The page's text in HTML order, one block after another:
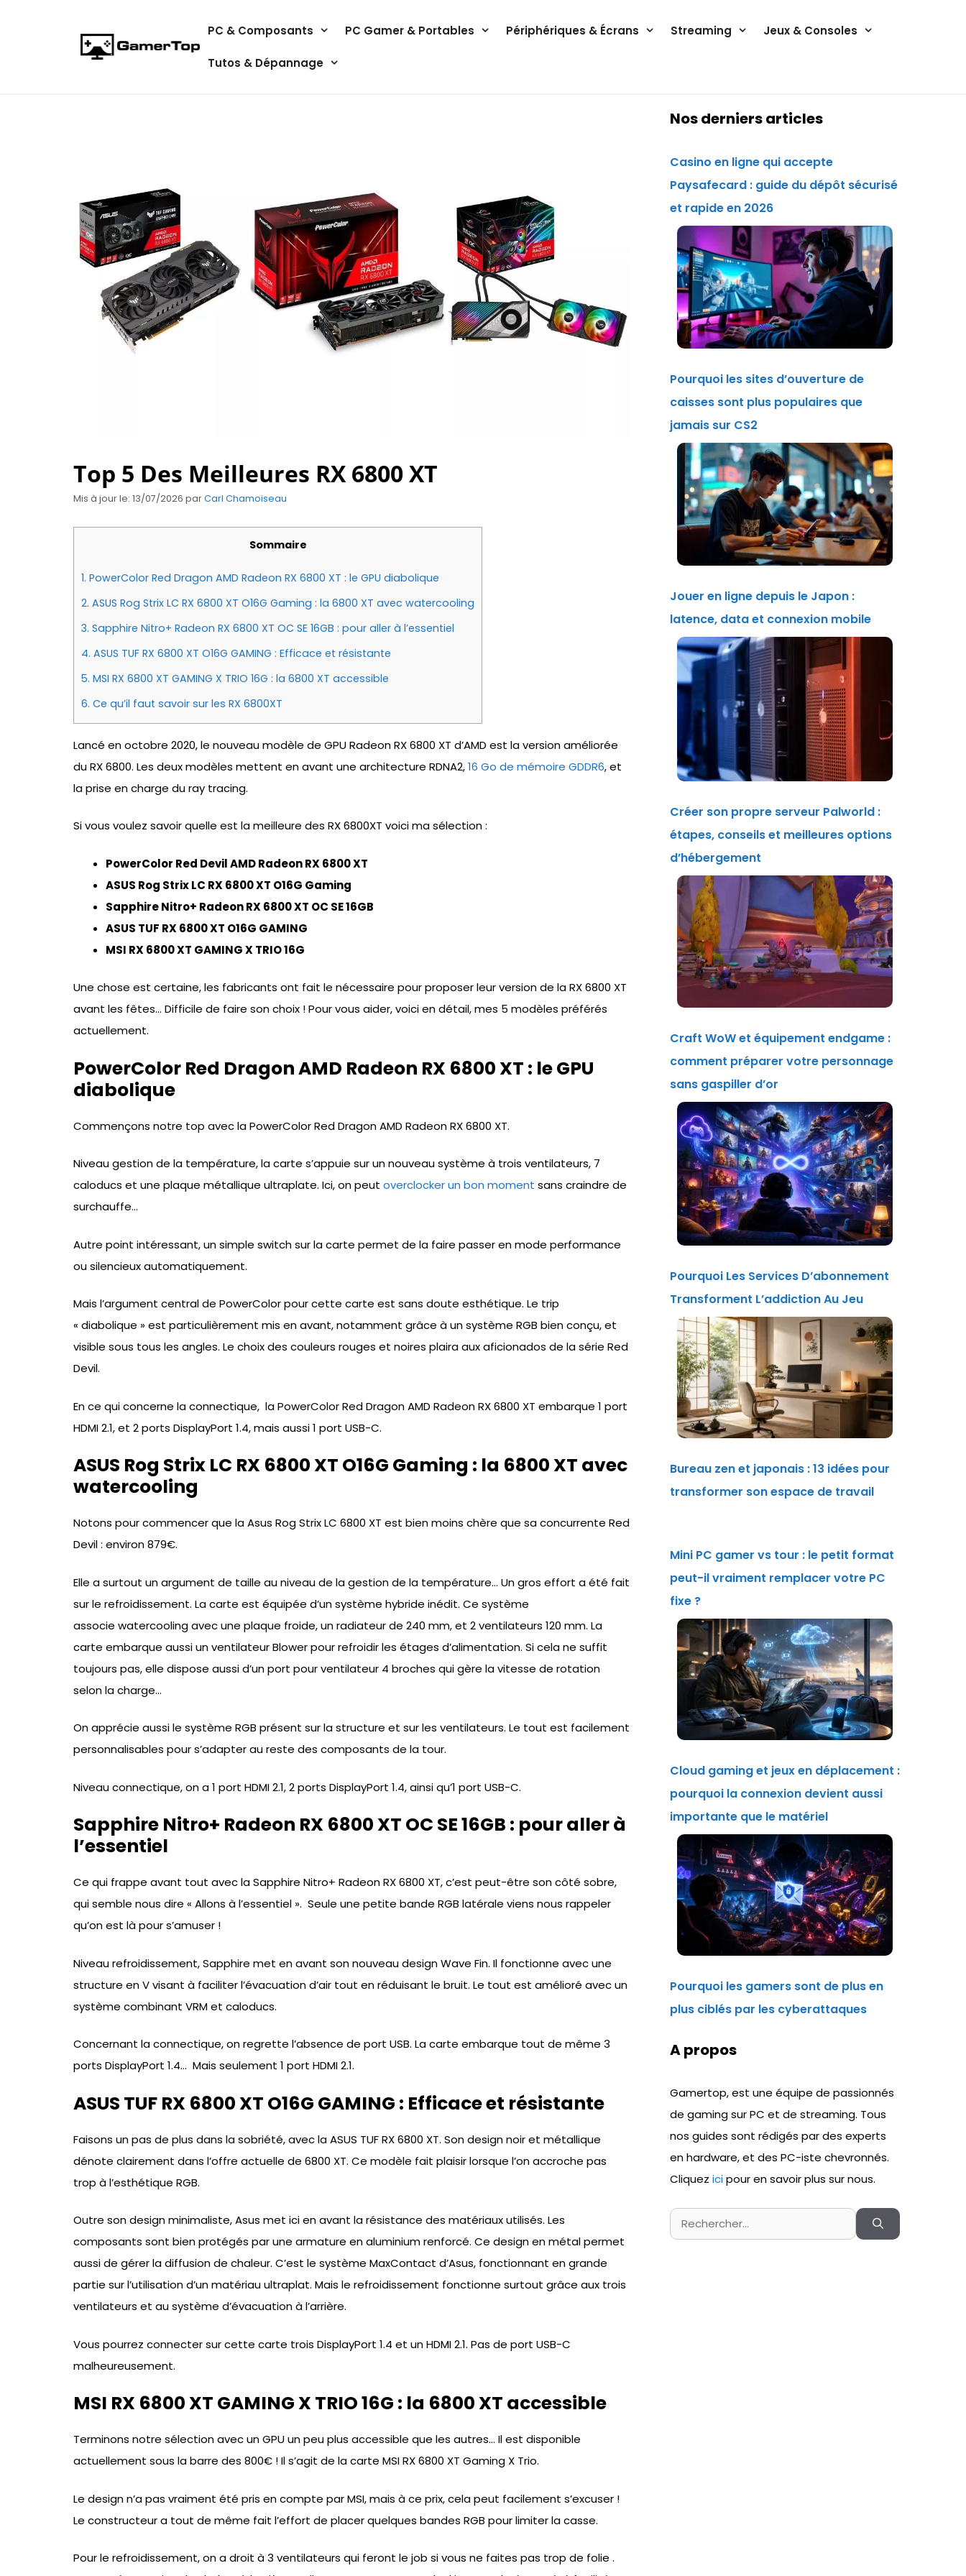
PC & Composants PC Gamer & Portables Périphériques & Écrans Streaming Jeux & Consoles
Tutos & Dépannage
Top 5 Des Meilleures RX 6800 XT
Mis à jour le: 13/07/2026 parCarl Chamoiseau
Sommaire
1. PowerColor Red Dragon AMD Radeon RX 6800 XT : le GPU diabolique
2. ASUS Rog Strix LC RX 6800 XT O16G Gaming : la 6800 XT avec watercooling
3. Sapphire Nitro+ Radeon RX 6800 XT OC SE 16GB : pour aller à l’essentiel
4. ASUS TUF RX 6800 XT O16G GAMING : Efficace et résistante
5. MSI RX 6800 XT GAMING X TRIO 16G : la 6800 XT accessible
6. Ce qu’il faut savoir sur les RX 6800XT
Lancé en octobre 2020, le nouveau modèle de GPU Radeon RX 6800 XT d’AMD est la version améliorée
du RX 6800. Les deux modèles mettent en avant une architecture RDNA2,16 Go de mémoire GDDR6, et
la prise en charge du ray tracing.
Si vous voulez savoir quelle est la meilleure des RX 6800XT voici ma sélection :
PowerColor Red Devil AMD Radeon RX 6800 XT
ASUS Rog Strix LC RX 6800 XT O16G Gaming
Sapphire Nitro+ Radeon RX 6800 XT OC SE 16GB
ASUS TUF RX 6800 XT O16G GAMING
MSI RX 6800 XT GAMING X TRIO 16G
Une chose est certaine, les fabricants ont fait le nécessaire pour proposer leur version de la RX 6800 XT
avant les fêtes… Difficile de faire son choix ! Pour vous aider, voici en détail, mes 5 modèles préférés
actuellement.
PowerColor Red Dragon AMD Radeon RX 6800 XT : le GPU
diabolique
Commençons notre top avec la PowerColor Red Dragon AMD Radeon RX 6800 XT.
Niveau gestion de la température, la carte s’appuie sur un nouveau système à trois ventilateurs, 7
caloducs et une plaque métallique ultraplate. Ici, on peut overclocker un bon moment sans craindre de
surchauffe…
Autre point intéressant, un simple switch sur la carte permet de la faire passer en mode performance
ou silencieux automatiquement.
Mais l’argument central de PowerColor pour cette carte est sans doute esthétique. Le trip
« diabolique » est particulièrement mis en avant, notamment grâce à un système RGB bien conçu, et
visible sous tous les angles. Le choix des couleurs rouges et noires plaira aux aficionados de la série Red
Devil.
En ce qui concerne la connectique, la PowerColor Red Dragon AMD Radeon RX 6800 XT embarque 1 port
HDMI 2.1, et 2 ports DisplayPort 1.4, mais aussi 1 port USB-C.
ASUS Rog Strix LC RX 6800 XT O16G Gaming : la 6800 XT avec
watercooling
Notons pour commencer que la Asus Rog Strix LC 6800 XT est bien moins chère que sa concurrente Red
Devil : environ 879€.
Elle a surtout un argument de taille au niveau de la gestion de la température… Un gros effort a été fait
sur le refroidissement. La carte est équipée d’un système hybride inédit. Ce système
associe watercooling avec une plaque froide, un radiateur de 240 mm, et 2 ventilateurs 120 mm. La
carte embarque aussi un ventilateur Blower pour refroidir les étages d’alimentation. Si cela ne suffit
toujours pas, elle dispose aussi d’un port pour ventilateur 4 broches qui gère la vitesse de rotation
selon la charge…
On apprécie aussi le système RGB présent sur la structure et sur les ventilateurs. Le tout est facilement
personnalisables pour s’adapter au reste des composants de la tour.
Niveau connectique, on a 1 port HDMI 2.1, 2 ports DisplayPort 1.4, ainsi qu’1 port USB-C.
Sapphire Nitro+ Radeon RX 6800 XT OC SE 16GB : pour aller à
l’essentiel
Ce qui frappe avant tout avec la Sapphire Nitro+ Radeon RX 6800 XT, c’est peut-être son côté sobre,
qui semble nous dire « Allons à l’essentiel ». Seule une petite bande RGB latérale viens nous rappeler
qu’on est là pour s’amuser !
Niveau refroidissement, Sapphire met en avant son nouveau design Wave Fin. Il fonctionne avec une
structure en V visant à faciliter l’évacuation d’air tout en réduisant le bruit. Le tout est amélioré avec un
système combinant VRM et caloducs.
Concernant la connectique, on regrette l’absence de port USB. La carte embarque tout de même 3
ports DisplayPort 1.4… Mais seulement 1 port HDMI 2.1.
ASUS TUF RX 6800 XT O16G GAMING : Efficace et résistante
Faisons un pas de plus dans la sobriété, avec la ASUS TUF RX 6800 XT. Son design noir et métallique
dénote clairement dans l’offre actuelle de 6800 XT. Ce modèle fait plaisir lorsque l’on accroche pas
trop à l’esthétique RGB.
Outre son design minimaliste, Asus met ici en avant la résistance des matériaux utilisés. Les
composants sont bien protégés par une armature en aluminium renforcé. Ce design en métal permet
aussi de gérer la diffusion de chaleur. C’est le système MaxContact d’Asus, fonctionnant en grande
partie sur l’utilisation d’un matériau ultraplat. Mais le refroidissement fonctionne surtout grâce aux trois
ventilateurs et au système d’évacuation à l’arrière.
Vous pourrez connecter sur cette carte trois DisplayPort 1.4 et un HDMI 2.1. Pas de port USB-C
malheureusement.
MSI RX 6800 XT GAMING X TRIO 16G : la 6800 XT accessible
Terminons notre sélection avec un GPU un peu plus accessible que les autres… Il est disponible
actuellement sous la barre des 800€ ! Il s’agit de la carte MSI RX 6800 XT Gaming X Trio.
Le design n’a pas vraiment été pris en compte par MSI, mais à ce prix, cela peut facilement s’excuser !
Le constructeur a tout de même fait l’effort de placer quelques bandes RGB pour limiter la casse.
Pour le refroidissement, on a droit à 3 ventilateurs qui feront le job si vous ne faites pas trop de folie .
Nos derniers articles
Casino en ligne qui accepte
Paysafecard : guide du dépôt sécurisé
et rapide en 2026
Pourquoi les sites d’ouverture de
caisses sont plus populaires que
jamais sur CS2
Jouer en ligne depuis le Japon :
latence, data et connexion mobile
Créer son propre serveur Palworld :
étapes, conseils et meilleures options
d’hébergement
Craft WoW et équipement endgame :
comment préparer votre personnage
sans gaspiller d’or
Pourquoi Les Services D’abonnement
Transforment L’addiction Au Jeu
Bureau zen et japonais : 13 idées pour
transformer son espace de travail
Mini PC gamer vs tour : le petit format
peut-il vraiment remplacer votre PC
fixe ?
Cloud gaming et jeux en déplacement :
pourquoi la connexion devient aussi
importante que le matériel
Pourquoi les gamers sont de plus en
plus ciblés par les cyberattaques
A propos
Gamertop, est une équipe de passionnés
de gaming sur PC et de streaming. Tous
nos guides sont rédigés par des experts
en hardware, et des PC-iste chevronnés.
Cliquez icipour en savoir plus sur nous.
Rechercher :